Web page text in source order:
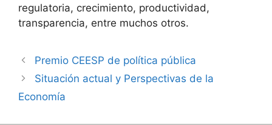
regulatoria, crecimiento, productividad,
transparencia, entre muchos otros.
Premio CEESP de política pública
Situación actual y Perspectivas de la
Economía